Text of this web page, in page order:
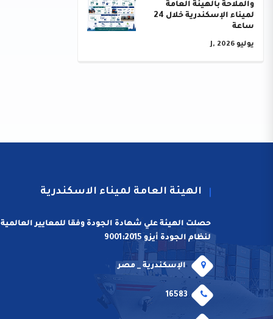
والملاحة بالهيئة العامة
لميناء الإسكندرية خلال 24
ساعة
يوليو J, 2026
الهيئة العامة لميناء الاسكندرية
حصلت الهيئة علي شهادة الجودة وفقا للمعايير العالمية
لنظام الجودة أيزو 9001:2015
الإسكندرية _ مصر
16583